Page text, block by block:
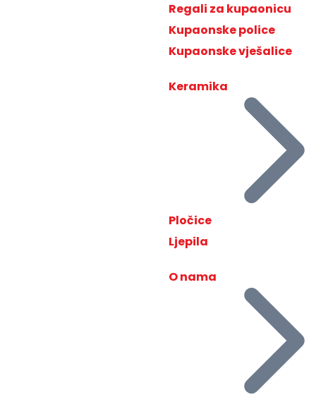
Regali za kupaonicu
Kupaonske police
Kupaonske vješalice
Keramika
Pločice
Ljepila
O nama